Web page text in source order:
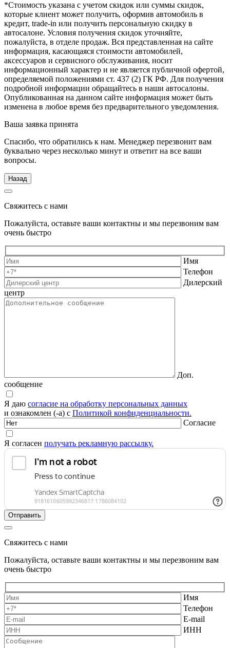
*Стоимость указана с учетом скидок или суммы скидок,
которые клиент может получить, оформив автомобиль в
кредит, trade-in или получить персональную скидку в
автосалоне. Условия получения скидок уточняйте,
пожалуйста, в отделе продаж. Вся представленная на сайте
информация, касающаяся стоимости автомобилей,
аксессуаров и сервисного обслуживания, носит
информационный характер и не является публичной офертой,
определяемой положениями ст. 437 (2) ГК РФ. Для получения
подробной информации обращайтесь в наши автосалоны.
Опубликованная на данном сайте информация может быть
изменена в любое время без предварительного уведомления.
Ваша заявка принята
Спасибо, что обратились к нам. Менеджер перезвонит вам
буквально через несколько минут и ответит на все ваши
вопросы.
Назад
Свяжитесь с нами
Пожалуйста, оставьте ваши контактны и мы перезвоним вам
очень быстро
Имя
Телефон
Дилерский
центр
Доп.
сообщение
Я даю согласие на обработку персональных данных
и ознакомлен (-а) с Политикой конфиденциальности.
Согласие
Я согласен получать рекламную рассылку.
Свяжитесь с нами
Пожалуйста, оставьте ваши контактны и мы перезвоним вам
очень быстро
Имя
Телефон
E-mail
ИНН